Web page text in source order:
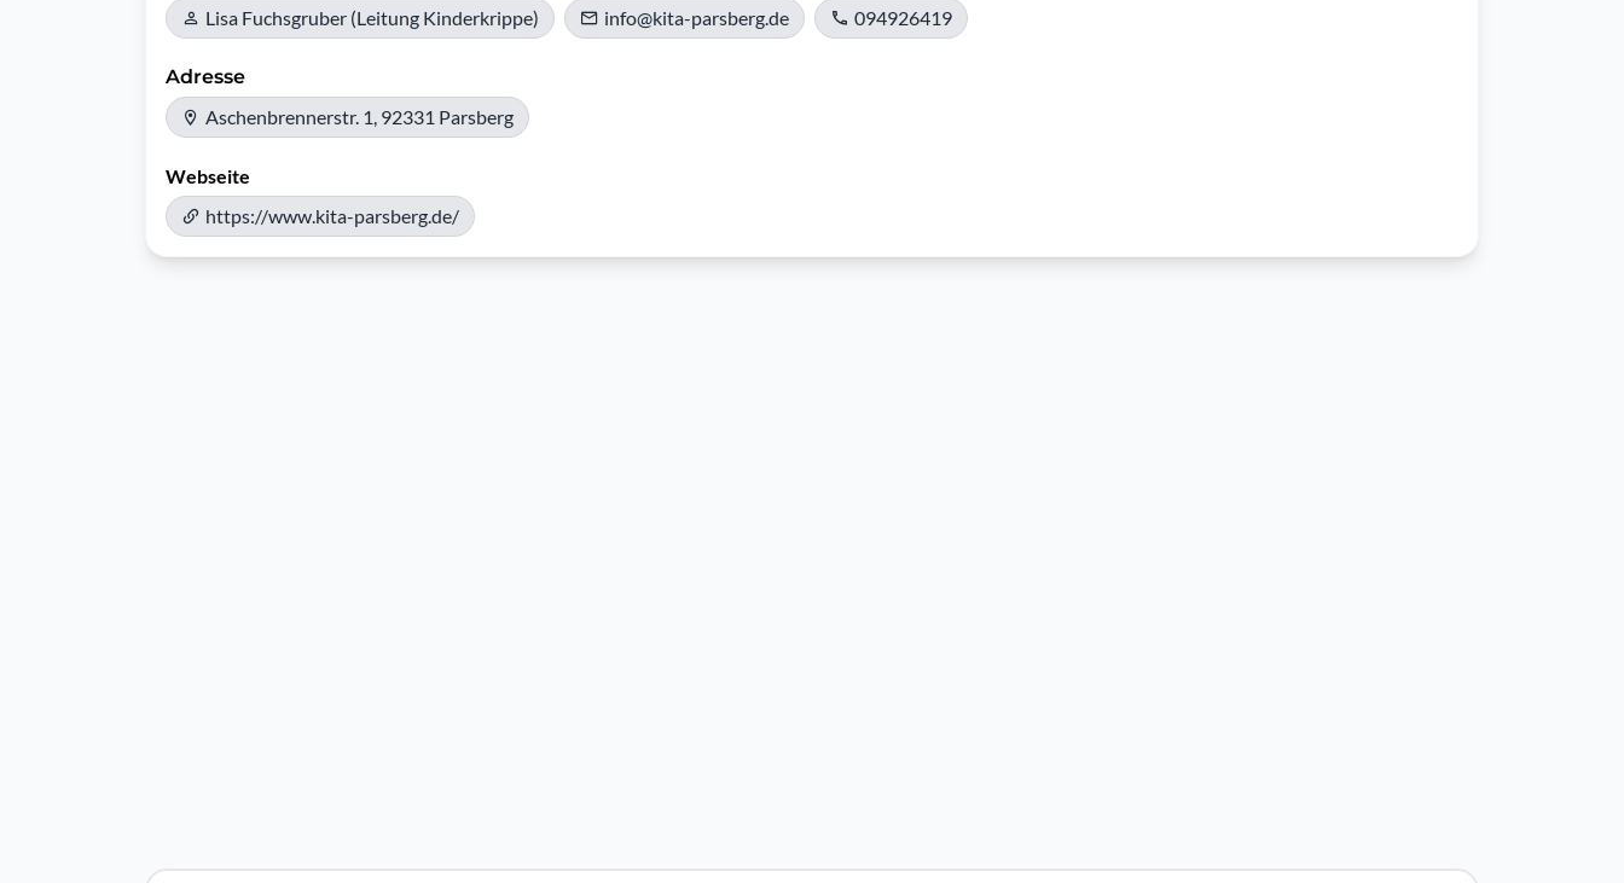
Lisa Fuchsgruber (Leitung Kinderkrippe) info@kita-parsberg.de 094926419
Adresse
Aschenbrennerstr. 1, 92331 Parsberg
Webseite
https://www.kita-parsberg.de/